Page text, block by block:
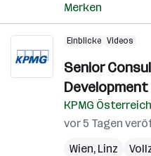
Merken
Einblicke Videos
Senior
Development
KPMG Österreich
vor 5 Tagen
Wien, Linz